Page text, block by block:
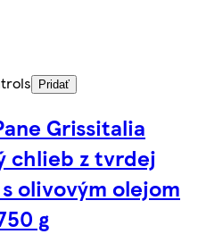
Pridať
Grissitalia
chlieb z tvrdej
olivovým olejom
g